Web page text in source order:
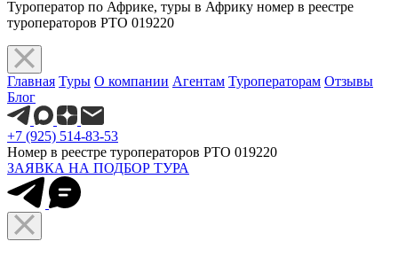
Туроператор по Африке, туры в Африку номер в реестре
туроператоров РТО 019220
Главная Туры О компании Агентам Туроператорам Отзывы
Блог
+7 (925) 514-83-53
Номер в реестре туроператоров РТО 019220
ЗАЯВКА НА ПОДБОР ТУРА